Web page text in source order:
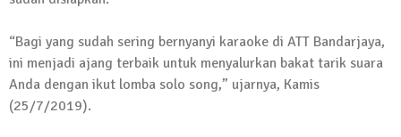
Laporkan Kasus Pengeroyokan yang
Dialaminya ke Propam Polda Lampung
19 Maret 2024 | 16:01
News Flash
“Bagi yang sudah sering bernyanyi karaoke di ATT Bandarjaya,
ini menjadi ajang terbaik untuk menyalurkan bakat tarik suara
Anda dengan ikut lomba solo song,” ujarnya, Kamis
(25/7/2019).